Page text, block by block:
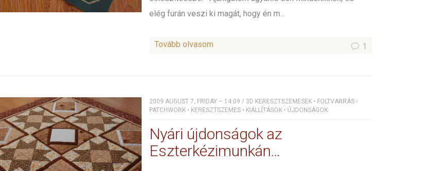
elég furán veszi ki magát, hogy én m...
Tovább olvasom 1
2009 AUGUST 7, FRIDAY – 14:09 / 3D KERESZTSZEMESEK • FOLTVARRÁS -
PATCHWORK • KERESZTSZEMES • KIÁLLÍTÁSOK • ÚJDONSÁGOK
Nyári újdonságok az
Eszterkézimunkán…